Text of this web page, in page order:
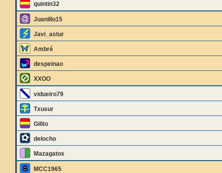
quintin32
Juanillo15
Javi_astur
Ambré
despeinao
XXOO
vidueiro79
Txusur
Gilito
delocho
Mazagatos
MCC1965